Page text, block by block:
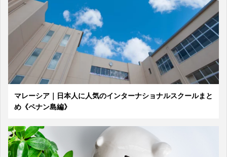
マレーシア｜日本人に人気のインターナショナルスクールまと
め《ペナン島編》